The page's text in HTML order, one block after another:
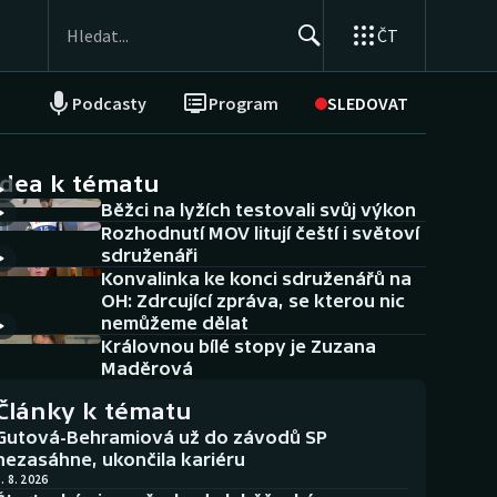
ČT
Podcasty Program SLEDOVAT
NEPŘEHLÉDNĚTE
Historické návraty
Aplikace ČT sport
AZ kvíz
k tématu
Běžci na lyžích testovali svůj výkon
Rozhodnutí MOV litují čeští i světoví
sdruženáři
Konvalinka ke konci sdruženářů na
OH: Zdrcující zpráva, se kterou nic
nemůžeme dělat
Královnou bílé stopy je Zuzana
Maděrová
k tématu
Behramiová už do závodů SP
ukončila kariéru
8. 2026